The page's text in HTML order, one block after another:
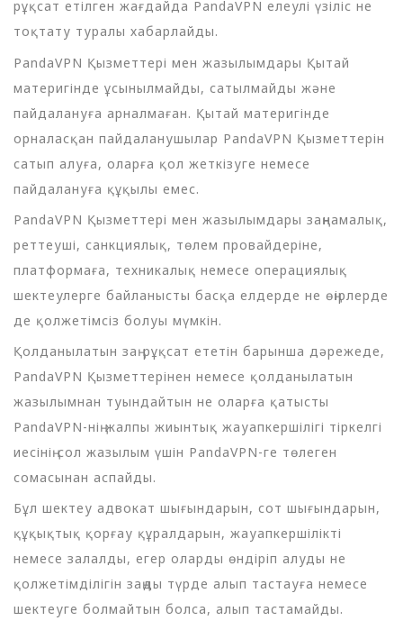
рұқсат етілген жағдайда PandaVPN елеулі үзіліс не
тоқтату туралы хабарлайды.
PandaVPN Қызметтері мен жазылымдары Қытай
материгінде ұсынылмайды, сатылмайды және
пайдалануға арналмаған. Қытай материгінде
орналасқан пайдаланушылар PandaVPN Қызметтерін
сатып алуға, оларға қол жеткізуге немесе
пайдалануға құқылы емес.
PandaVPN Қызметтері мен жазылымдары заңнамалық,
реттеуші, санкциялық, төлем провайдеріне,
платформаға, техникалық немесе операциялық
шектеулерге байланысты басқа елдерде не өңірлерде
де қолжетімсіз болуы мүмкін.
Қолданылатын заң рұқсат ететін барынша дәрежеде,
PandaVPN Қызметтерінен немесе қолданылатын
жазылымнан туындайтын не оларға қатысты
PandaVPN-нің жалпы жиынтық жауапкершілігі тіркелгі
иесінің сол жазылым үшін PandaVPN-ге төлеген
сомасынан аспайды.
Бұл шектеу адвокат шығындарын, сот шығындарын,
құқықтық қорғау құралдарын, жауапкершілікті
немесе залалды, егер оларды өндіріп алуды не
қолжетімділігін заңды түрде алып тастауға немесе
шектеуге болмайтын болса, алып тастамайды.